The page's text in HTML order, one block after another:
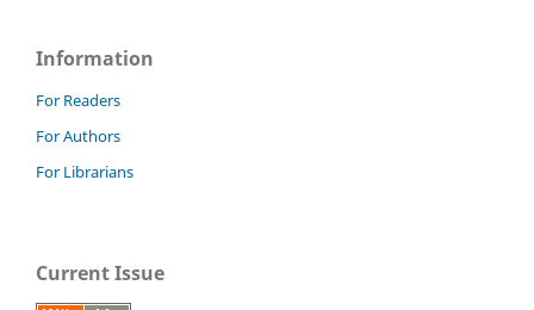
Information
For Readers
For Authors
For Librarians
Current Issue